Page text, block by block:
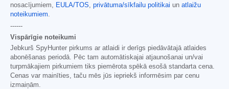
nosacījumiem, EULA/TOS, privātuma/sīkfailu politikai un atlaižu
noteikumiem.
------
Vispārīgie noteikumi
Jebkurš SpyHunter pirkums ar atlaidi ir derīgs piedāvātajā atlaides
abonēšanas periodā. Pēc tam automātiskajai atjaunošanai un/vai
turpmākajiem pirkumiem tiks piemērota spēkā esošā standarta cena.
Cenas var mainīties, taču mēs jūs iepriekš informēsim par cenu
izmaiņām.